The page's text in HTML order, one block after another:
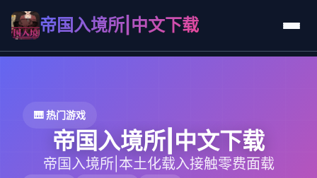
帝国入境所|中文下载
🎹 热门游戏
帝国入境所|中文下载
帝国入境所|本土化载入接触零费面载